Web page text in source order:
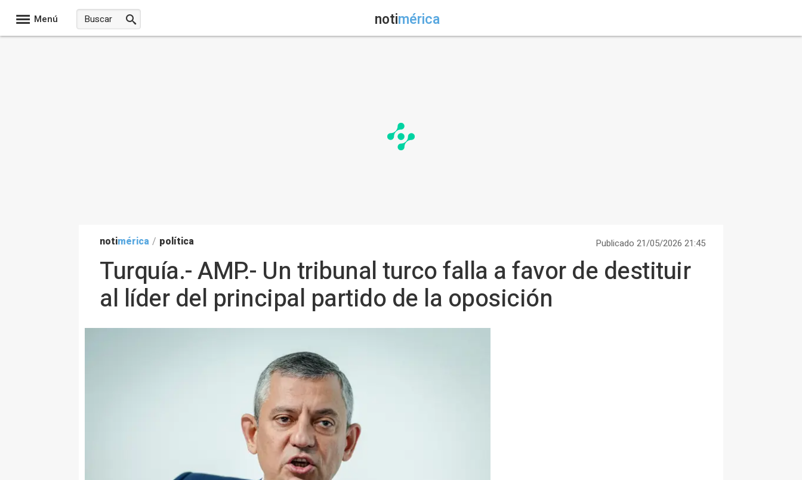
Menú notimérica
notimérica / política Publicado 21/05/2026 21:45
Turquía.- AMP.- Un tribunal turco falla a favor de destituir
al líder del principal partido de la oposición